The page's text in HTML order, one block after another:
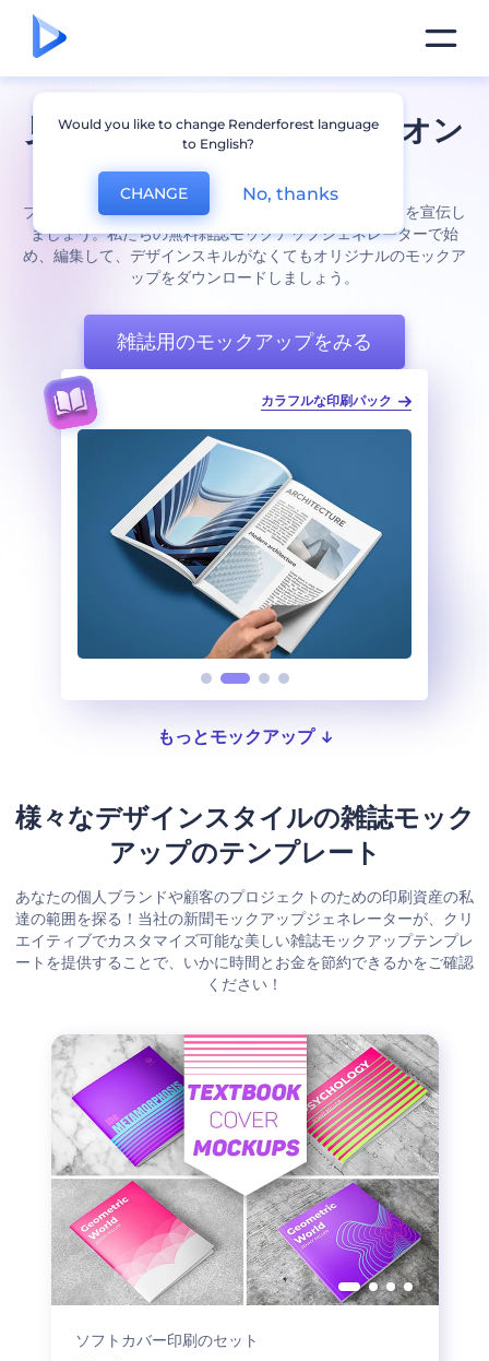
見事な雑誌モックアップをオン
ラインで作りましょう
プロの雑誌表紙や新聞モックアップであなたのブランドを宣伝し
ましょう。私たちの無料雑誌モックアップジェネレーターで始
め、編集して、デザインスキルがなくてもオリジナルのモックア
ップをダウンロードしましょう。
雑誌用のモックアップをみる
刷パック カラフルな教科書印刷のパック
もっとモックアップ
様々なデザインスタイルの雑誌モック
アップのテンプレート
あなたの個人ブランドや顧客のプロジェクトのための印刷資産の私
達の範囲を探る！当社の新聞モックアップジェネレーターが、クリ
エイティブでカスタマイズ可能な美しい雑誌モックアップテンプレ
ートを提供することで、いかに時間とお金を節約できるかをご確認
ください！
ソフトカバー印刷のセット
Would you like to change Renderforest language
to English?
CHANGE No, thanks